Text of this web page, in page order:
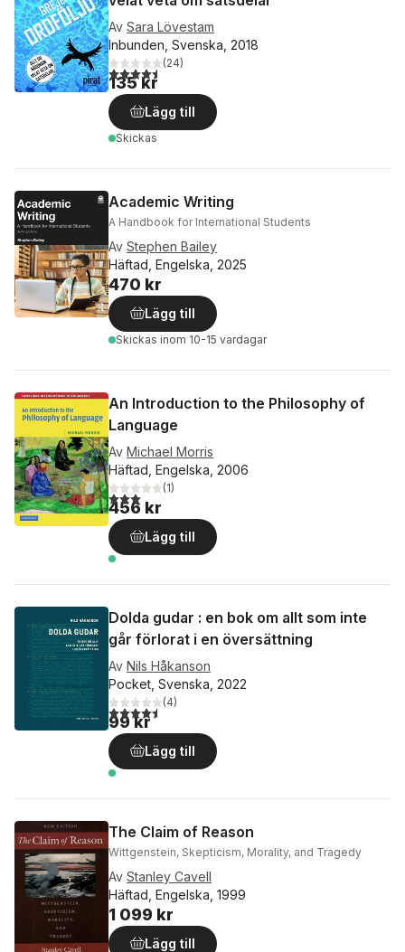
Av Sara Lövestam
Inbunden, Svenska, 2018
4,5utav 5 stjärnor. Totalt antal röster:
(24)
135 kr
Lägg till
Skickas
Academic Writing
A Handbook for International Students
Av Stephen Bailey
Häftad, Engelska, 2025
470 kr
Lägg till
Skickas inom 10-15 vardagar
An Introduction to the Philosophy of
Language
Av Michael Morris
Häftad, Engelska, 2006
3,0utav 5 stjärnor. Totalt antal röster:
(1)
456 kr
Lägg till
Dolda gudar : en bok om allt som inte
går förlorat i en översättning
Av Nils Håkanson
Pocket, Svenska, 2022
4,5utav 5 stjärnor. Totalt antal röster:
(4)
99 kr
Lägg till
The Claim of Reason
Wittgenstein, Skepticism, Morality, and Tragedy
Av Stanley Cavell
Häftad, Engelska, 1999
1 099 kr
Lägg till